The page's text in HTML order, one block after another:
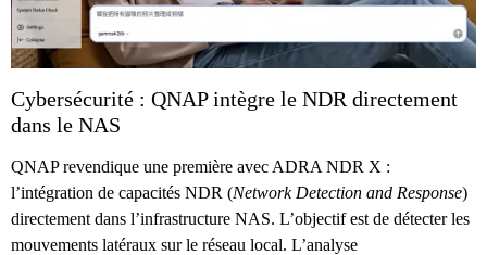
Cybersécurité : QNAP intègre le NDR directement
dans le NAS
QNAP revendique une première avec ADRA NDR X :
l’intégration de capacités NDR (Network Detection and Response)
directement dans l’infrastructure NAS. L’objectif est de détecter les
mouvements latéraux sur le réseau local. L’analyse